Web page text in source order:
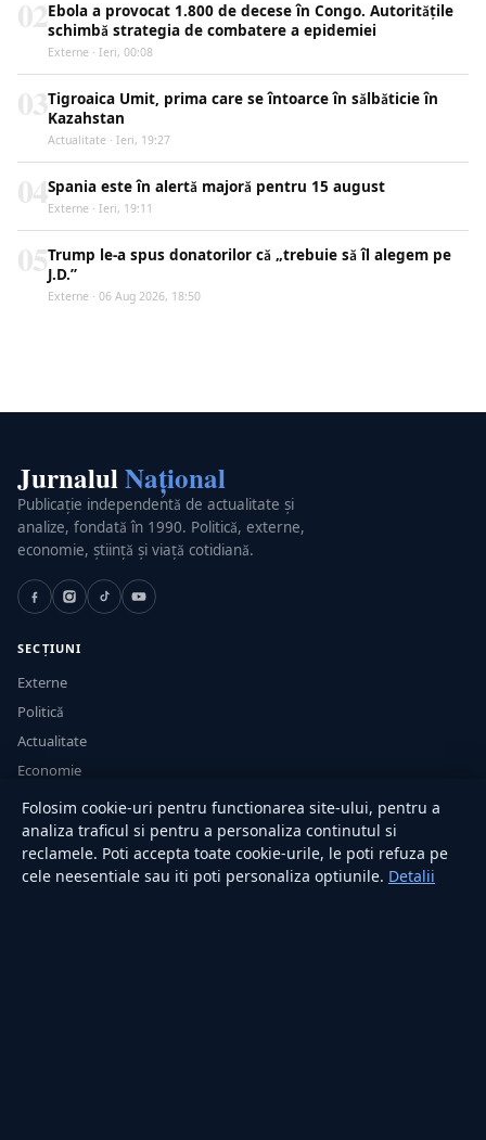
Ebola a provocat 1.800 de decese în Congo. Autoritățile
schimbă strategia de combatere a epidemiei
Externe · Ieri, 00:08
Tigroaica Umit, prima care se întoarce în sălbăticie în
Kazahstan
Actualitate · Ieri, 19:27
Spania este în alertă majoră pentru 15 august
Externe · Ieri, 19:11
Trump le-a spus donatorilor că „trebuie să îl alegem pe
J.D.”
Externe · 06 Aug 2026, 18:50
JurnalulNațional
Publicație independentă de actualitate și
analize, fondată în 1990. Politică, externe,
economie, știință și viață cotidiană.
SECȚIUNI
Externe
Politică
Actualitate
Economie
Sănătate
Utile
RUBRICI
Folosim cookie-uri pentru functionarea site-ului, pentru a
analiza traficul si pentru a personaliza continutul si
reclamele. Poti accepta toate cookie-urile, le poti refuza pe
cele neesentiale sau iti poti personaliza optiunile. Detalii